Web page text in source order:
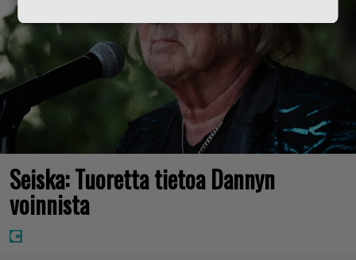
Seiska: Tuoretta tietoa Dannyn
voinnista